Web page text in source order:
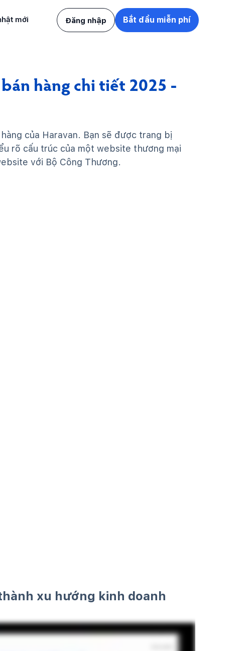
mới Đăng nhập Bắt đầu miễn phí
hàng chi tiết 2025 -
của Haravan. Bạn sẽ được trang bị
rõ cấu trúc của một website thương mại
với Bộ Công Thương.
xu hướng kinh doanh